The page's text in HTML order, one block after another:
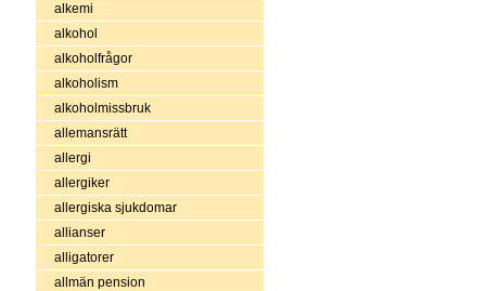
alkemi
alkohol
alkoholfrågor
alkoholism
alkoholmissbruk
allemansrätt
allergi
allergiker
allergiska sjukdomar
allianser
alligatorer
allmän pension